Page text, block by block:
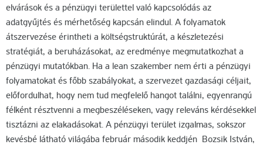
elvárások és a pénzügyi területtel való kapcsolódás az
adatgyűjtés és mérhetőség kapcsán elindul. A folyamatok
átszervezése érintheti a költségstruktúrát, a készletezési
stratégiát, a beruházásokat, az eredménye megmutatkozhat a
pénzügyi mutatókban. Ha a lean szakember nem érti a pénzügyi
folyamatokat és főbb szabályokat, a szervezet gazdasági céljait,
előfordulhat, hogy nem tud megfelelő hangot találni, egyenrangú
félként résztvenni a megbeszéléseken, vagy releváns kérdésekkel
tisztázni az elakadásokat. A pénzügyi terület izgalmas, sokszor
kevésbé látható világába február második keddjén Bozsik István,